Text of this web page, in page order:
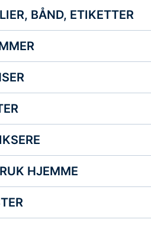
BÅND, ETIKETTER
HJEMME